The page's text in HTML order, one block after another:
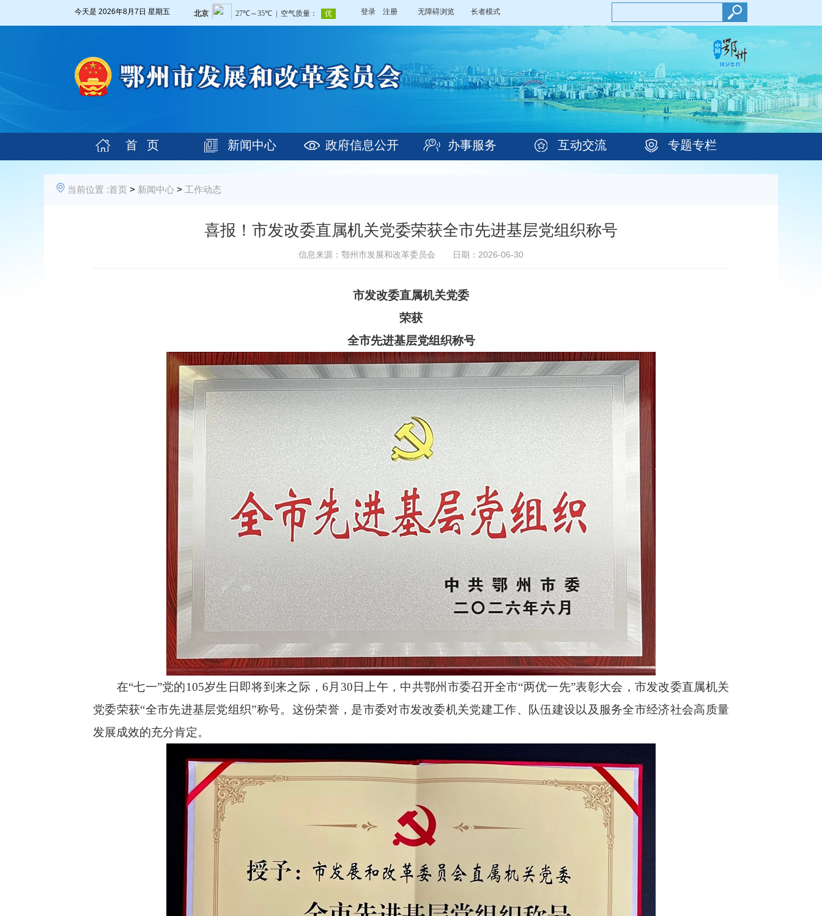
今天是 2026年8月7日 星期五 登录 注册 无障碍浏览 长者模式
首 页 新闻中心 政府信息公开 办事服务 互动交流 专题专栏
当前位置 :首页 > 新闻中心 > 工作动态
喜报！市发改委直属机关党委荣获全市先进基层党组织称号
信息来源：鄂州市发展和改革委员会 日期：2026-06-30
市发改委直属机关党委
荣获
全市先进基层党组织称号
在“七一”党的105岁生日即将到来之际，6月30日上午，中共鄂州市委召开全市“两优一先”表彰大会，市发改委直属机关
党委荣获“全市先进基层党组织”称号。这份荣誉，是市委对市发改委机关党建工作、队伍建设以及服务全市经济社会高质量
发展成效的充分肯定。